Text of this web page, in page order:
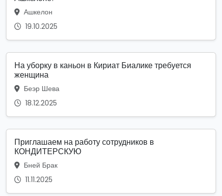
Ашкелон
19.10.2025
На уборку в каньон в Кириат Биалике требуется
женщина
Беэр Шева
18.12.2025
Приглашаем на работу сотрудников в
КОНДИТЕРСКУЮ
Бней Брак
11.11.2025